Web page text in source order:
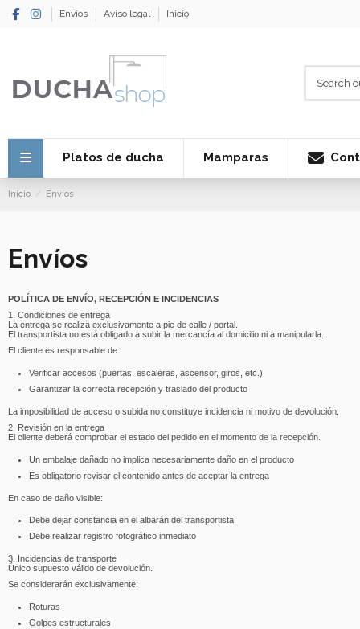
Envíos Aviso legal Inicio
Platos de ducha Mamparas
Inicio Envíos
Envíos
POLÍTICA DE ENVÍO, RECEPCIÓN E INCIDENCIAS
1. Condiciones de entrega
La entrega se realiza exclusivamente a pie de calle / portal.
El transportista no está obligado a subir la mercancía al domicilio ni a manipularla.
El cliente es responsable de:
Verificar accesos (puertas, escaleras, ascensor, giros, etc.)
Garantizar la correcta recepción y traslado del producto
La imposibilidad de acceso o subida no constituye incidencia ni motivo de devolución.
2. Revisión en la entrega
El cliente deberá comprobar el estado del pedido en el momento de la recepción.
Un embalaje dañado no implica necesariamente daño en el producto
Es obligatorio revisar el contenido antes de aceptar la entrega
En caso de daño visible:
Debe dejar constancia en el albarán del transportista
Debe realizar registro fotográfico inmediato
3. Incidencias de transporte
Único supuesto válido de devolución.
Se considerarán exclusivamente:
Roturas
Golpes estructurales